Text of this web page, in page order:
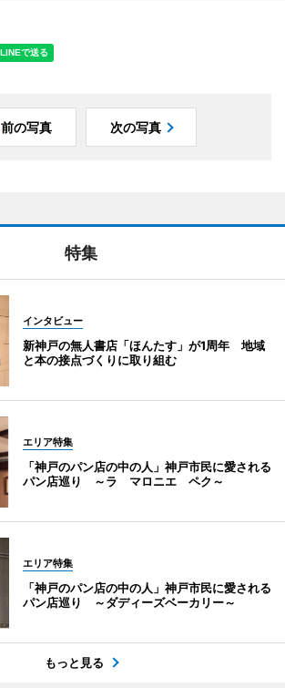
前の写真 次の写真
特集
インタビュー
新神戸の無人書店「ほんたす」が1周年 地域
と本の接点づくりに取り組む
エリア特集
「神戸のパン店の中の人」神戸市民に愛される
パン店巡り ～ラ マロニエ ペク～
エリア特集
「神戸のパン店の中の人」神戸市民に愛される
パン店巡り ～ダディーズベーカリー～
もっと見る